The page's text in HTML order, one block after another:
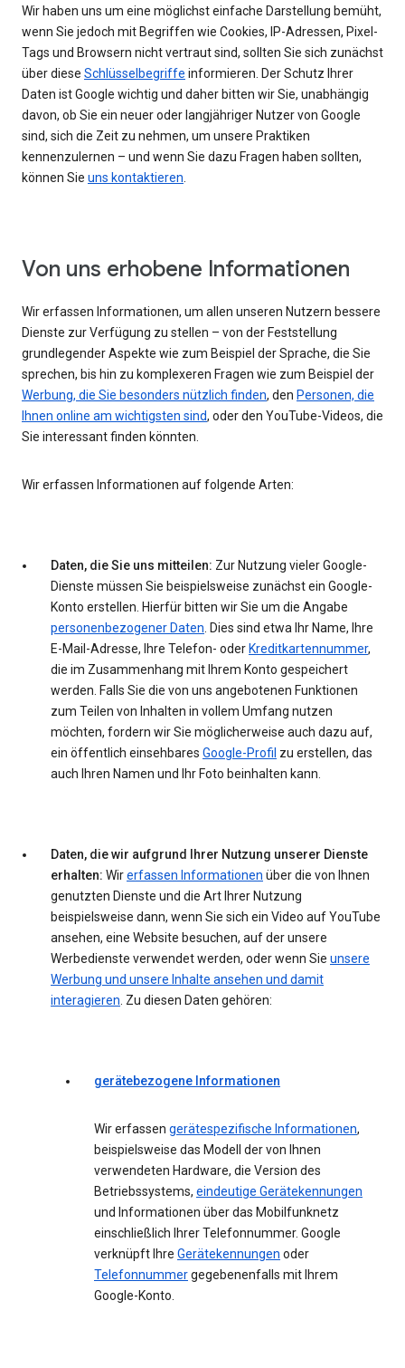
Wir haben uns um eine möglichst einfache Darstellung bemüht,
wenn Sie jedoch mit Begriffen wie Cookies, IP-Adressen, Pixel-
Tags und Browsern nicht vertraut sind, sollten Sie sich zunächst
über diese Schlüsselbegriffe informieren. Der Schutz Ihrer
Daten ist Google wichtig und daher bitten wir Sie, unabhängig
davon, ob Sie ein neuer oder langjähriger Nutzer von Google
sind, sich die Zeit zu nehmen, um unsere Praktiken
kennenzulernen – und wenn Sie dazu Fragen haben sollten,
können Sie uns kontaktieren.
Von uns erhobene Informationen
Wir erfassen Informationen, um allen unseren Nutzern bessere
Dienste zur Verfügung zu stellen – von der Feststellung
grundlegender Aspekte wie zum Beispiel der Sprache, die Sie
sprechen, bis hin zu komplexeren Fragen wie zum Beispiel der
Werbung, die Sie besonders nützlich finden, den Personen, die
Ihnen online am wichtigsten sind, oder den YouTube-Videos, die
Sie interessant finden könnten.
Wir erfassen Informationen auf folgende Arten:
Daten, die Sie uns mitteilen: Zur Nutzung vieler Google-
Dienste müssen Sie beispielsweise zunächst ein Google-
Konto erstellen. Hierfür bitten wir Sie um die Angabe
personenbezogener Daten. Dies sind etwa Ihr Name, Ihre
E-Mail-Adresse, Ihre Telefon- oder Kreditkartennummer,
die im Zusammenhang mit Ihrem Konto gespeichert
werden. Falls Sie die von uns angebotenen Funktionen
zum Teilen von Inhalten in vollem Umfang nutzen
möchten, fordern wir Sie möglicherweise auch dazu auf,
ein öffentlich einsehbares Google-Profil zu erstellen, das
auch Ihren Namen und Ihr Foto beinhalten kann.
Daten, die wir aufgrund Ihrer Nutzung unserer Dienste
erhalten: Wirerfassen Informationen über die von Ihnen
genutzten Dienste und die Art Ihrer Nutzung
beispielsweise dann, wenn Sie sich ein Video auf YouTube
ansehen, eine Website besuchen, auf der unsere
Werbedienste verwendet werden, oder wenn Sie unsere
Werbung und unsere Inhalte ansehen und damit
interagieren. Zu diesen Daten gehören:
gerätebezogene Informationen
Wir erfassen gerätespezifische Informationen,
beispielsweise das Modell der von Ihnen
verwendeten Hardware, die Version des
Betriebssystems, eindeutige Gerätekennungen
und Informationen über das Mobilfunknetz
einschließlich Ihrer Telefonnummer. Google
verknüpft Ihre Gerätekennungen oder
Telefonnummergegebenenfalls mit Ihrem
Google-Konto.